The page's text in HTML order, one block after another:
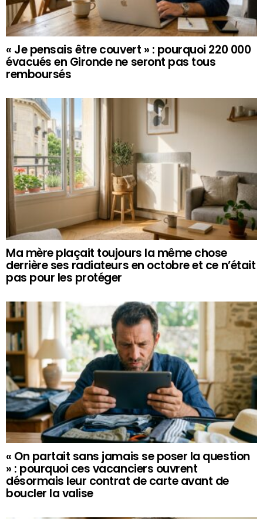
« Je pensais être couvert » : pourquoi 220 000
évacués en Gironde ne seront pas tous
remboursés
Ma mère plaçait toujours la même chose
derrière ses radiateurs en octobre et ce n’était
pas pour les protéger
« On partait sans jamais se poser la question
» : pourquoi ces vacanciers ouvrent
désormais leur contrat de carte avant de
boucler la valise